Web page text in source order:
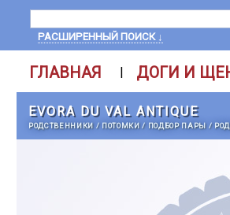
РАСШИРЕННЫЙ ПОИСК ↓
ГЛАВНАЯ | ДОГИ И
EVORA DU VAL ANTIQUE
РОДСТВЕННИКИ / ПОТОМКИ/ ПОДБОР ПАРЫ /